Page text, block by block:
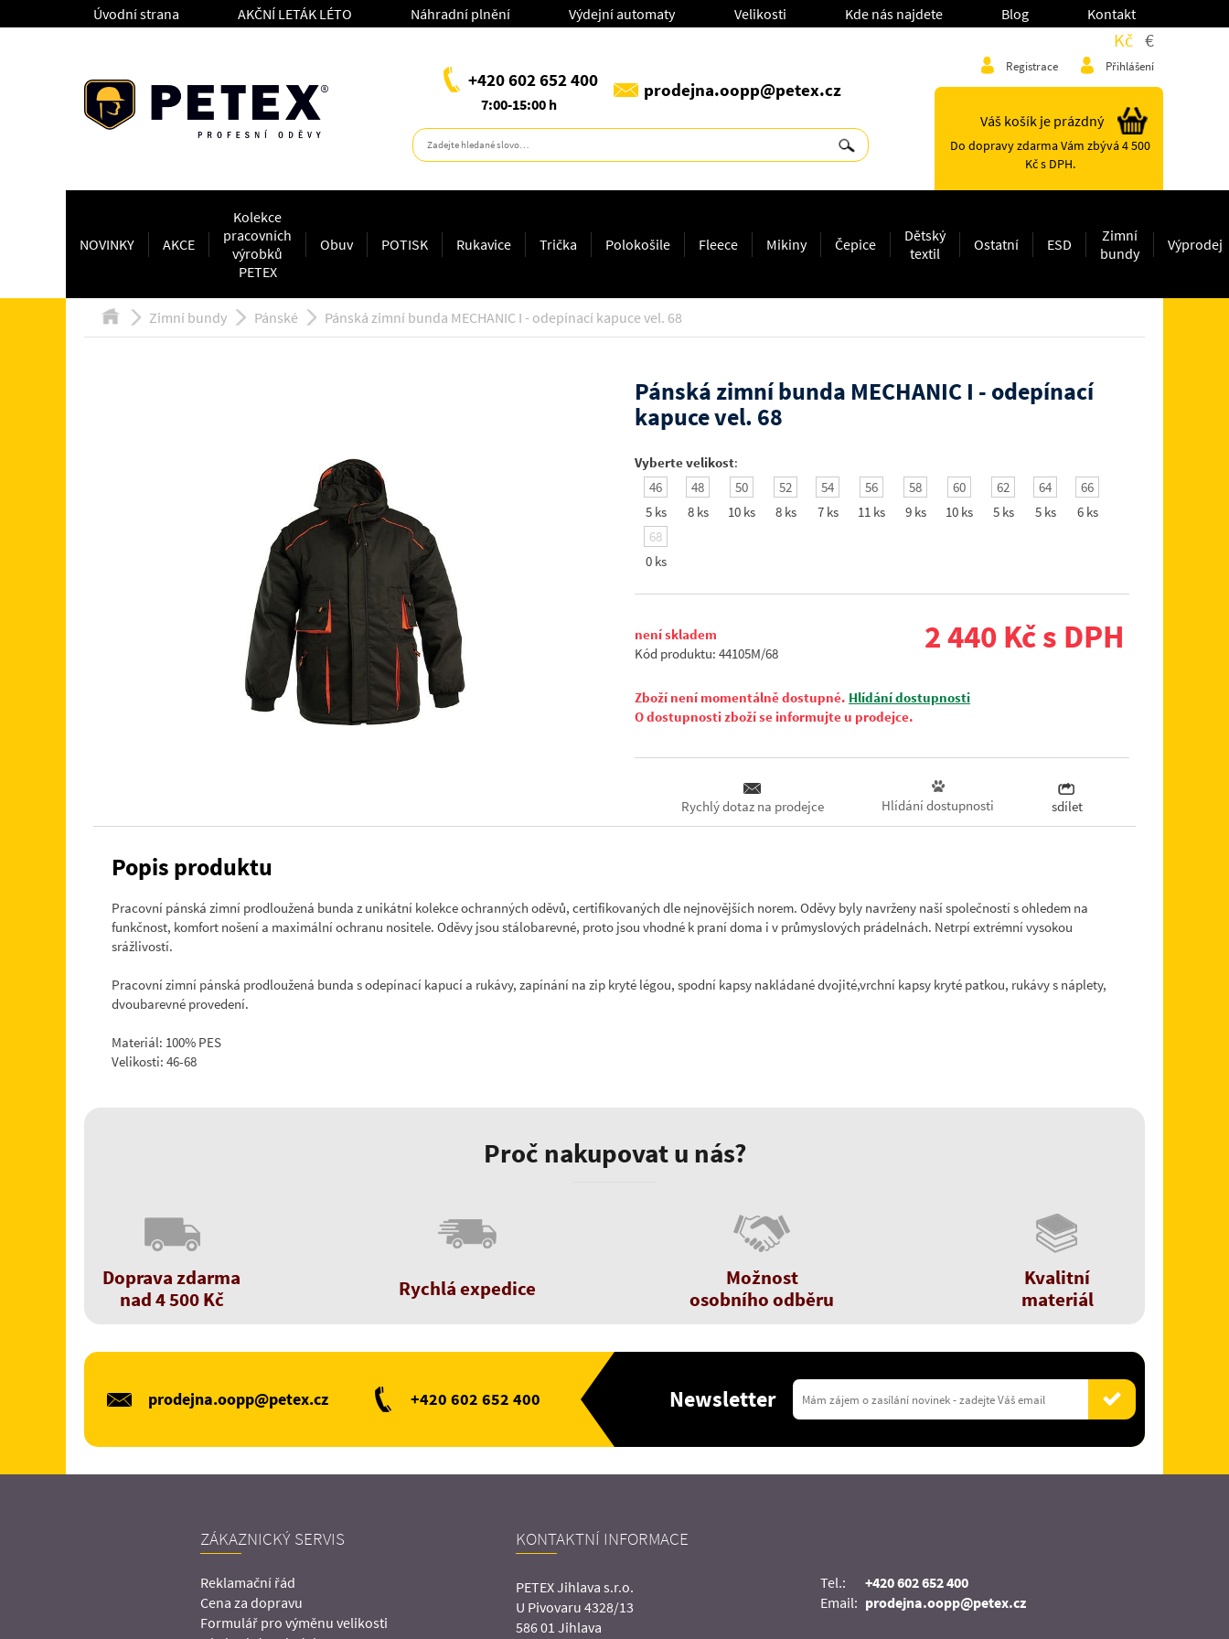
Úvodní strana AKČNÍ LETÁK LÉTO Náhradní plnění Výdejní automaty Velikosti Kde nás najdete Blog Kontakt
+420 602 652 400
7:00-15:00 h
prodejna.oopp@petex.cz
Kč €
Registrace Přihlášení
Váš košík je prázdný
Do dopravy zdarma Vám zbývá 4 500
Kč s DPH.
NOVINKY AKCE
Kolekce
pracovních
výrobků
PETEX
Obuv POTISK Rukavice Trička Polokošile Fleece Mikiny Čepice
Dětský
textil
Ostatní ESD
Zimní
bundy
Výprodej
Zimní bundy Pánské Pánská zimní bunda MECHANIC I - odepínací kapuce vel. 68
Pánská zimní bunda MECHANIC I - odepínací
kapuce vel. 68
Vyberte velikost:
46
5 ks
48
8 ks
50
10 ks
52
8 ks
54
7 ks
56
11 ks
58
9 ks
60
10 ks
62
5 ks
64
5 ks
66
6 ks
68
0 ks
není skladem
Kód produktu: 44105M/68
2 440 Kč s DPH
Zboží není momentálně dostupné. Hlídání dostupnosti
O dostupnosti zboží se informujte u prodejce.
Rychlý dotaz na prodejce Hlídání dostupnosti sdílet
Popis produktu
Pracovní pánská zimní prodloužená bunda z unikátní kolekce ochranných oděvů, certifikovaných dle nejnovějších norem. Oděvy byly navrženy naší společností s ohledem na
funkčnost, komfort nošení a maximální ochranu nositele. Oděvy jsou stálobarevné, proto jsou vhodné k praní doma i v průmyslových prádelnách. Netrpí extrémní vysokou
srážlivostí.
Pracovní zimní pánská prodloužená bunda s odepínací kapucí a rukávy, zapínání na zip kryté légou, spodní kapsy nakládané dvojité,vrchní kapsy kryté patkou, rukávy s náplety,
dvoubarevné provedení.
Materiál: 100% PES
Velikosti: 46-68
Proč nakupovat u nás?
Doprava zdarma
nad 4 500 Kč
Rychlá expedice
Možnost
osobního odběru
Kvalitní
materiál
prodejna.oopp@petex.cz +420 602 652 400 Newsletter
ZÁKAZNICKÝ SERVIS
Reklamační řád
Cena za dopravu
Formulář pro výměnu velikosti
KONTAKTNÍ INFORMACE
PETEX Jihlava s.r.o.
U Pivovaru 4328/13
586 01 Jihlava
Tel.:
+420 602 652 400
Email: prodejna.oopp@petex.cz